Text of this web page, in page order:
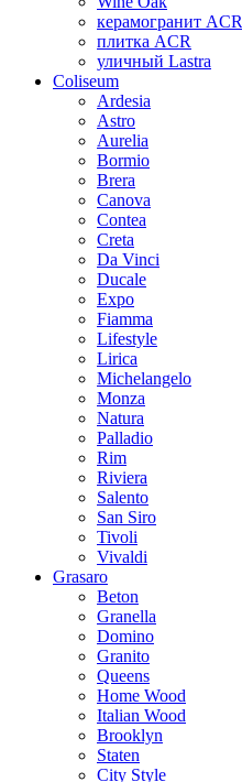
керамогранит ACR
плитка ACR
уличный Lastra
Coliseum
Ardesia
Astro
Aurelia
Bormio
Brera
Canova
Contea
Creta
Da Vinci
Ducale
Expo
Fiamma
Lifestyle
Lirica
Michelangelo
Monza
Natura
Palladio
Rim
Riviera
Salento
San Siro
Tivoli
Vivaldi
Grasaro
Beton
Granella
Domino
Granito
Queens
Home Wood
Italian Wood
Brooklyn
Staten
City Style